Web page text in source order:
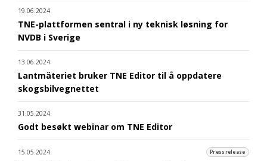
19.06.2024
TNE-plattformen sentral i ny teknisk løsning for
NVDB i Sverige
13.06.2024
Lantmäteriet bruker TNE Editor til å oppdatere
skogsbilvegnettet
31.05.2024
Godt besøkt webinar om TNE Editor
15.05.2024 Pressrelease